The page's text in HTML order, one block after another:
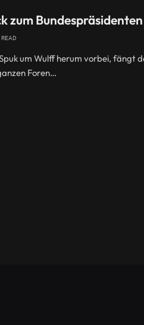
zum Bundespräsidenten
um Wulff herum vorbei, fängt
Foren…